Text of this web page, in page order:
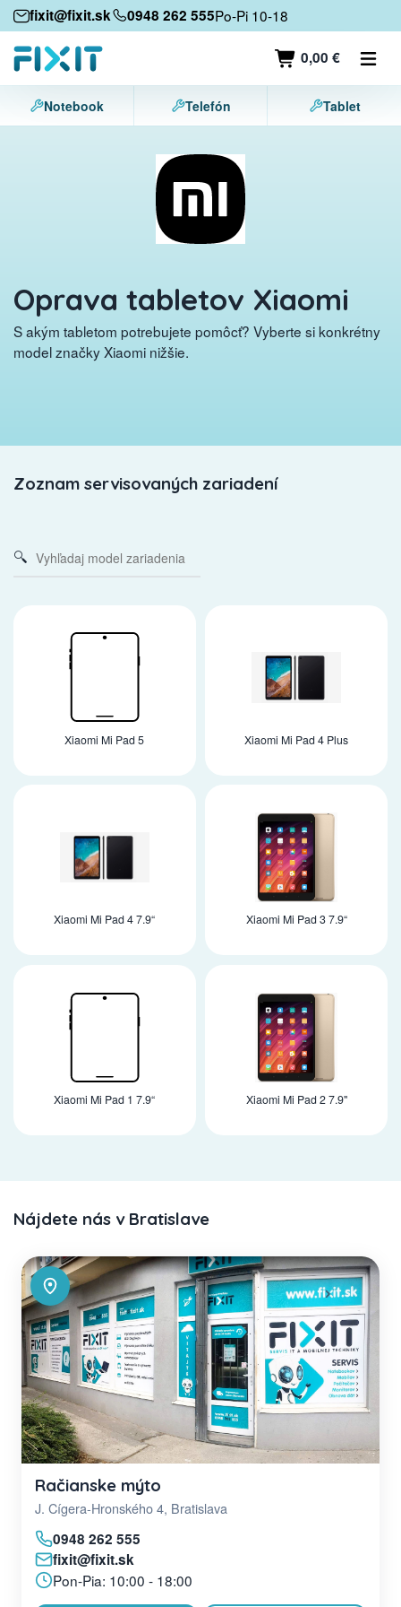
fixit@fixit.sk 0948 262 555Po-Pi 10-18
0,00 €
Mobilné zariadenia
Mobilné telefóny
Tablety
Kontakt
Notebook Telefón Tablet
Oprava tabletov Xiaomi
S akým tabletom potrebujete pomôcť? Vyberte si konkrétny
model značky Xiaomi nižšie.
Zoznam servisovaných zariadení
Xiaomi Mi Pad 5 Xiaomi Mi Pad 4 Plus
Xiaomi Mi Pad 4 7.9“ Xiaomi Mi Pad 3 7.9“
Xiaomi Mi Pad 1 7.9“ Xiaomi Mi Pad 2 7.9"
Nájdete nás v Bratislave
Račianske mýto
J. Cígera-Hronského 4, Bratislava
0948 262 555
fixit@fixit.sk
Pon-Pia: 10:00 - 18:00